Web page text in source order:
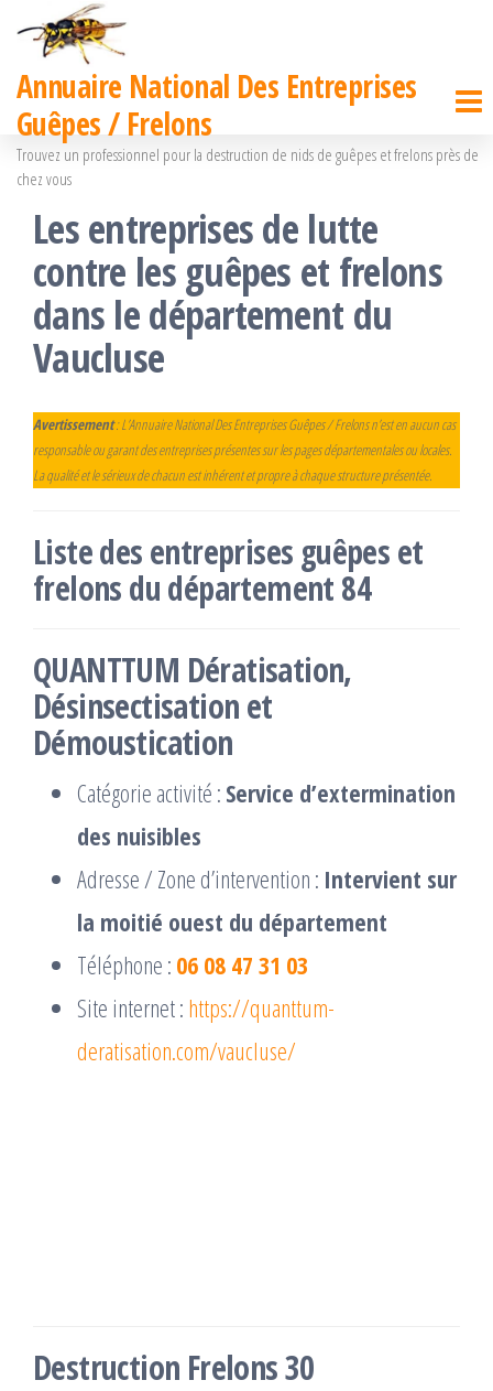
Passer
contenu
Annuaire National Des Entreprises
Guêpes / Frelons
Trouvez un professionnel pour la destruction de nids de guêpes et frelons près de
chez vous
Les entreprises de lutte
contre les guêpes et frelons
dans le département du
Vaucluse
Avertissement: L’Annuaire National Des Entreprises Guêpes / Frelons n’est en aucun cas
responsable ou garant des entreprises présentes sur les pages départementales ou locales.
La qualité et le sérieux de chacun est inhérent et propre à chaque structure présentée.
Liste des entreprises guêpes et
frelons du département 84
QUANTTUM Dératisation,
Désinsectisation et
Démoustication
Catégorie activité : Service d’extermination
des nuisibles
Adresse / Zone d’intervention : Intervient sur
la moitié ouest du département
Téléphone : 06 08 47 31 03
Site internet : https://quanttum-
deratisation.com/vaucluse/
Destruction Frelons 30